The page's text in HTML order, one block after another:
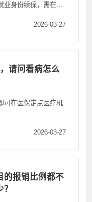
业身份续保，需在两
2026-03-27
请问看病怎么
可在医保定点医疗机
2026-03-27
的报销比例都不
？